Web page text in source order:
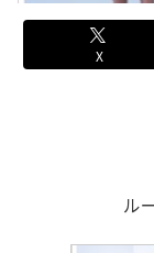
X
ル